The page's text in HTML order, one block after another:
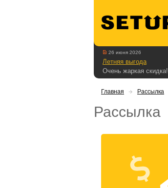
26 июня 2026
Летняя выгода
Очень жаркая скидка!
Главная Рассылка
Рассылка